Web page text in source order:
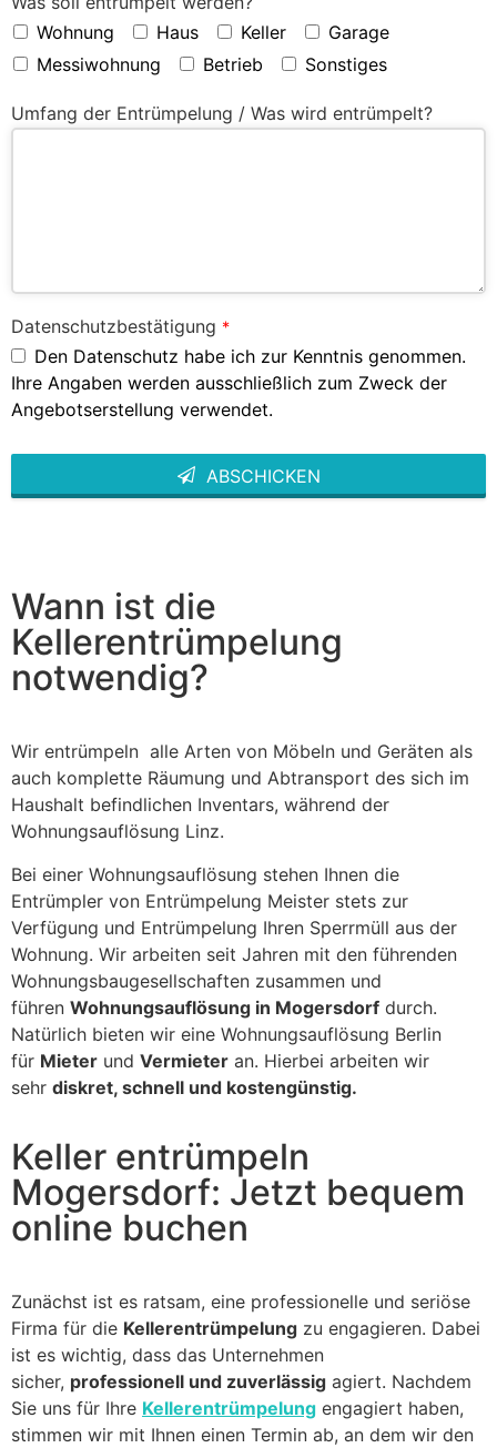
Wohnung
Haus Keller
Garage
Messiwohnung
Betrieb Sonstiges
Umfang der Entrümpelung / Was wird entrümpelt?
Datenschutzbestätigung *
Den Datenschutz habe ich zur Kenntnis genommen.
Ihre Angaben werden ausschließlich zum Zweck der
Angebotserstellung verwendet.
ABSCHICKEN
blank
Wann ist die
Kellerentrümpelung
notwendig?
Wir entrümpeln alle Arten von Möbeln und Geräten als
auch komplette Räumung und Abtransport des sich im
Haushalt befindlichen Inventars, während der
Wohnungsauflösung Linz.
Bei einer Wohnungsauflösung stehen Ihnen die
Entrümpler von Entrümpelung Meister stets zur
Verfügung und Entrümpelung Ihren Sperrmüll aus der
Wohnung. Wir arbeiten seit Jahren mit den führenden
Wohnungsbaugesellschaften zusammen und
führen Wohnungsauflösung in Mogersdorf durch.
Natürlich bieten wir eine Wohnungsauflösung Berlin
für Mieter und Vermieter an. Hierbei arbeiten wir
sehr diskret, schnell und kostengünstig.
Keller entrümpeln
Mogersdorf: Jetzt bequem
online buchen
Zunächst ist es ratsam, eine professionelle und seriöse
Firma für die Kellerentrümpelung zu engagieren. Dabei
ist es wichtig, dass das Unternehmen
sicher, professionell und zuverlässig agiert. Nachdem
Sie uns für Ihre Kellerentrümpelung engagiert haben,
stimmen wir mit Ihnen einen Termin ab, an dem wir den